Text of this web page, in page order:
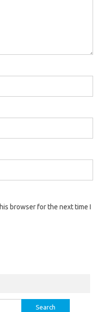
browser for the next time I